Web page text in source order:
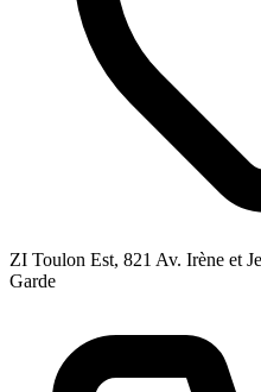
ZI Toulon Est, 821 Av. Irène et
Garde